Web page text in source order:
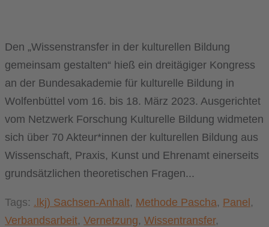
Den „Wissenstransfer in der kulturellen Bildung
gemeinsam gestalten“ hieß ein dreitägiger Kongress
an der Bundesakademie für kulturelle Bildung in
Wolfenbüttel vom 16. bis 18. März 2023. Ausgerichtet
vom Netzwerk Forschung Kulturelle Bildung widmeten
sich über 70 Akteur*innen der kulturellen Bildung aus
Wissenschaft, Praxis, Kunst und Ehrenamt einerseits
grundsätzlichen theoretischen Fragen...
Tags: .lkj) Sachsen-Anhalt, Methode Pascha, Panel,
Verbandsarbeit, Vernetzung, Wissentransfer,